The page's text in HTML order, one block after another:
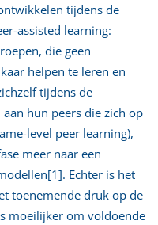
tijdens de
assisted learning:
die geen
helpen te leren en
tijdens de
hun peers die zich op
level peer learning),
meer naar een
Echter is het
toenemende druk op de
moeilijker om voldoende